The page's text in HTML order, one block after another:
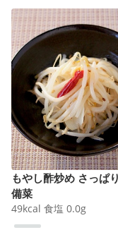
もやし酢炒め さっぱ
備菜
49kcal 食塩 0.0g